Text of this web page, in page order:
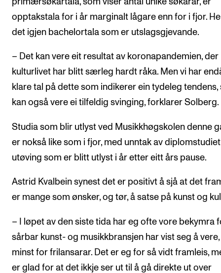
opptakstala for i år marginalt lågare enn for i fjor.
det igjen bachelortala som er utslagsgjevande.
– Det kan vere eit resultat av koronapandemien, der
kulturlivet har blitt særleg hardt råka. Men vi har
klare tal på dette som indikerer ein tydeleg tendens,
kan også vere ei tilfeldig svinging, forklarer Solberg.
Studia som blir utlyst ved Musikkhøgskolen denne
er nokså like som i fjor, med unntak av
utøving som er blitt utlyst i år etter eitt års pause.
Astrid Kvalbein synest det er positivt å sjå at det
er mange som ønsker, og tør, å satse på kunst og
– I løpet av den siste tida har eg ofte vore bekymra
sårbar kunst- og musikkbransjen har vist seg å vere,
minst for frilansarar. Det er eg for så vidt framleis,
er glad for at det ikkje ser ut til å gå direkte ut over